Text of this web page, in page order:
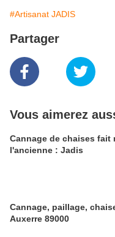
#Artisanat JADIS
Partager
Vous aimerez
Cannage de chaises fait
l'ancienne : Jadis
Cannage, paillage,
Auxerre 89000